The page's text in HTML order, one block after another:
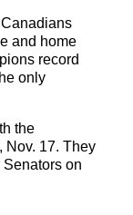
and home
record
only
the
Nov. 17. They
on